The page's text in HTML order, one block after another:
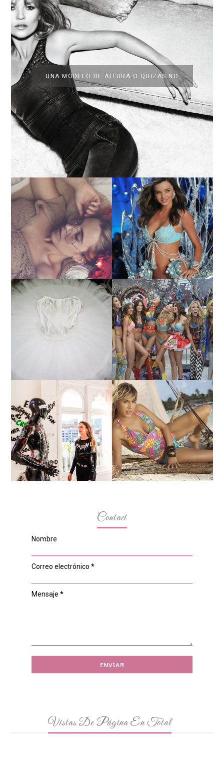
UNA MODELO DE ALTURA O QUIZÁS NO
LA BAILARINA BLANCA
DE LA CRUZ O COMO
REINVENTARSE ANTE
LA ADVERSIDAD.
LA ALTURA DE LAS
MODELOS MAS ALTAS
TUTORIAL PARA HACER
UN TUTÚ DE BALLET DE
PLATO CON ARO.
¿QUIERES SABER LA
EDAD Y ALTURA DE LAS
MODELOS VICTORIA'S
SECRET 2017?
MARGA GONZÁLEZ Y
ELIA FERNÁNDEZ
DIALOGAN EN ESPACIO
DEL ANONIMATO, LA
CASA ROSA DE OVIEDO
LA ALTURA DE LAS
MODELOS MAS
BAJITAS
Contact
Nombre
Correo electrónico *
Mensaje *
Vistas De Página En Total